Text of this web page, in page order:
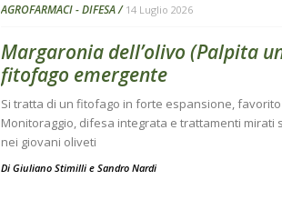
AGROFARMACI - DIFESA 14 Luglio 2026
Margaronia dell’olivo (Palpita
fitofago emergente
Si tratta di un fitofago in forte espansione,
Monitoraggio, difesa integrata e trattamenti
nei giovani oliveti
Di Giuliano Stimilli e Sandro Nardi